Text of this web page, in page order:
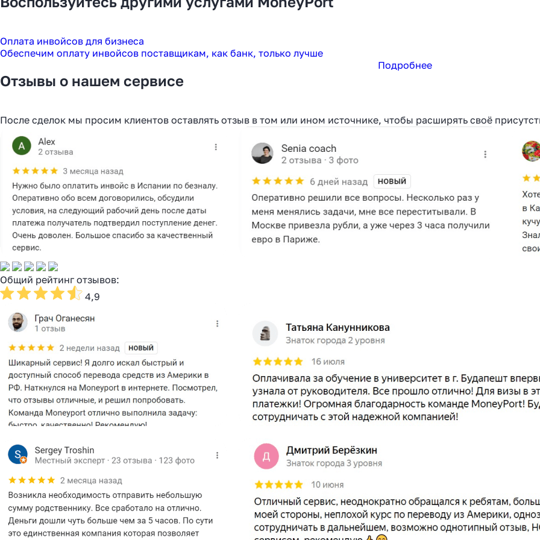
Оплата инвойсов для бизнеса
Обеспечим оплату инвойсов поставщикам, как банк, только лучше
Подробнее
Отзывы о нашем сервисе
После сделок мы просим клиентов оставлять отзыв в том или ином источнике, чтобы расширять своё
Общий рейтинг отзывов:
4,9